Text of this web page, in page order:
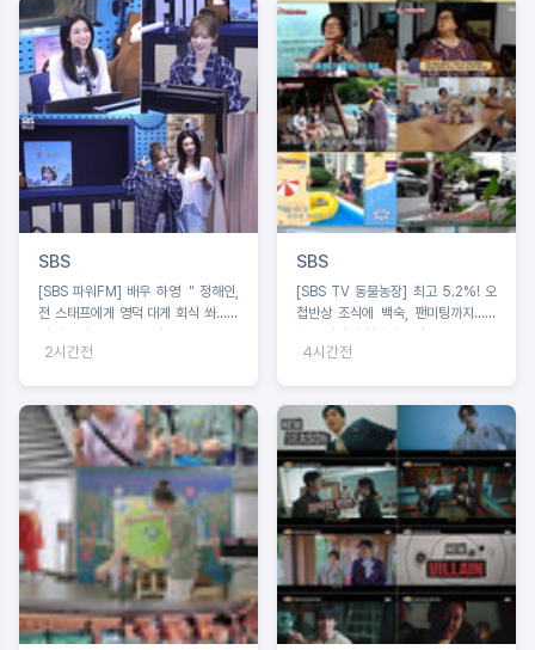
SBS
[SBS 파워FM] 배우 하영 ＂정해인,
전 스태프에게 영덕 대게 회식 쏴…연
2시간전
SBS
[SBS TV 동물농장] 최고 5.2%! 오
첩반상 조식에 백숙, 팬미팅까지…견
4시간전